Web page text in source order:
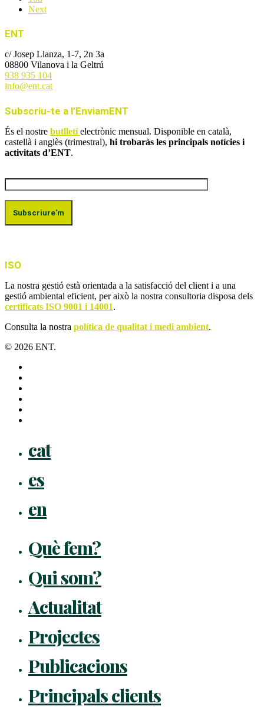
Next
ENT
c/ Josep Llanza, 1-7, 2n 3a
08800 Vilanova i la Geltrú
938 935 104
info@ent.cat
Subscriu-te a l’EnviamENT
És el nostre butlletí electrònic mensual. Disponible en català,
castellà i anglès (trimestral), hi trobaràs les principals notícies i
activitats d’ENT.
ISO
La nostra gestió està orientada a la satisfacció del client i a una
gestió ambiental eficient, per això la nostra consultoria disposa dels
certificats ISO 9001 i 14001.
Consulta la nostra política de qualitat i medi ambient.
© 2026 ENT.
cat
es
en
Què fem?
Qui som?
Actualitat
Projectes
Publicacions
Principals clients